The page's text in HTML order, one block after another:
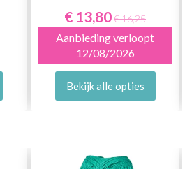
€ 13,80€ 16,25
Aanbieding verloopt
12/08/2026
Bekijk alle opties